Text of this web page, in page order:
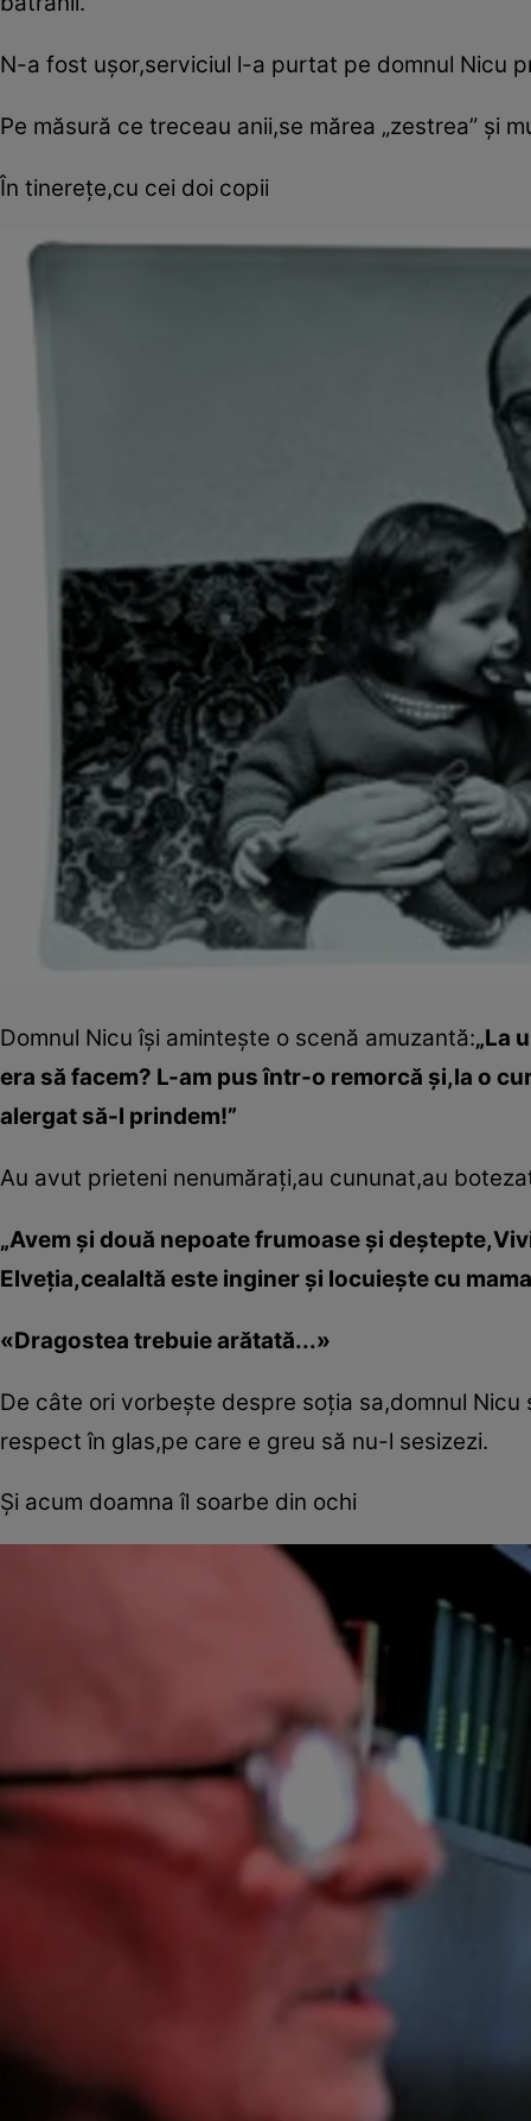
N-a fost uşor,serviciul l-a purtat pe domnul Nicu
Pe măsură ce treceau anii,se mărea „zestrea” şi
În tinereţe,cu cei doi copii
Domnul Nicu îşi aminteşte o scenă amuzantă:„La
era să facem? L-am pus într-o remorcă şi,la o
alergat să-l prindem!”
Au avut prieteni nenumăraţi,au cununat,au
„Avem şi două nepoate frumoase şi
Elveţia,cealaltă este inginer şi locuieşte cu
«Dragostea trebuie arătată...»
De câte ori vorbeşte despre soţia sa,domnul
respect în glas,pe care e greu să nu-l sesizezi.
Şi acum doamna îl soarbe din ochi